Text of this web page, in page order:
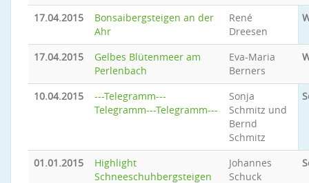
17.04.2015
Bonsaibergsteigen an der
Ahr
René
Dreesen
17.04.2015
Gelbes Blütenmeer am
Perlenbach
Eva-Maria
Berners
10.04.2015
---Telegramm---
Telegramm---Telegramm---
Sonja
Schmitz und
Bernd
Schmitz
01.01.2015
Highlight
Schneeschuhbergsteigen
Johannes
Schuck